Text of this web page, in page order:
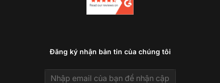
Đăng ký nhận bản tin của chúng tôi
Email address